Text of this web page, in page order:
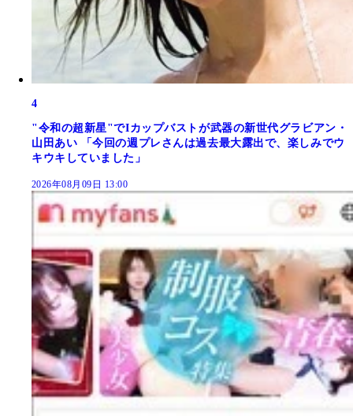
4
"令和の超新星"でIカップバストが武器の新世代グラビアン・
山田あい 「今回の週プレさんは過去最大露出で、楽しみでウ
キウキしていました」
2026年08月09日 13:00